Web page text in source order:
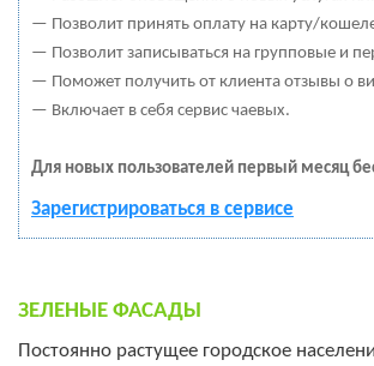
— Позволит принять оплату на карту/
— Позволит записываться на групповые и
— Поможет получить от клиента отзывы о
— Включает в себя сервис чаевых.
Для новых пользователей первый месяц
Зарегистрироваться в сервисе
ЗЕЛЕНЫЕ ФАСАДЫ
Постоянно растущее городское